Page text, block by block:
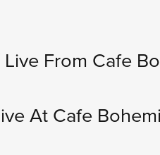
From Cafe
At Cafe